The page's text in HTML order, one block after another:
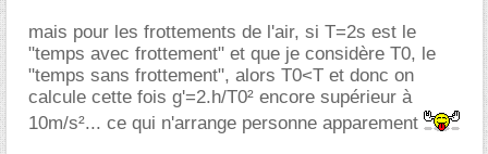
mais pour les frottements de l'air, si T=2s est le
"temps avec frottement" et que je considère T0, le
"temps sans frottement", alors T0<T et donc on
calcule cette fois g'=2.h/T0² encore supérieur à
10m/s²... ce qui n'arrange personne apparement